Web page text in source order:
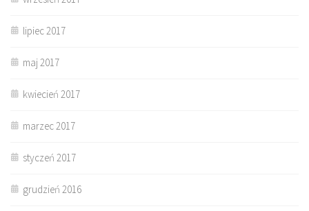
lipiec 2017
maj 2017
kwiecień 2017
marzec 2017
styczeń 2017
grudzień 2016